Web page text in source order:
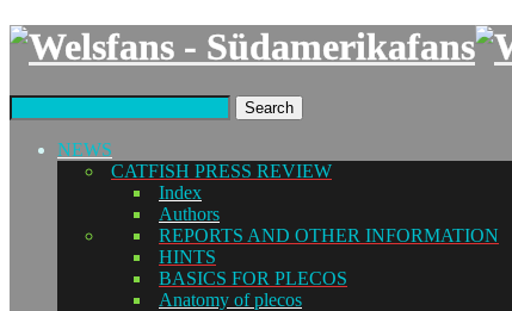
Search
NEWS
CATFISH PRESS REVIEW
Index
Authors
REPORTS AND OTHER INFORMATION
HINTS
BASICS FOR PLECOS
Anatomy of plecos